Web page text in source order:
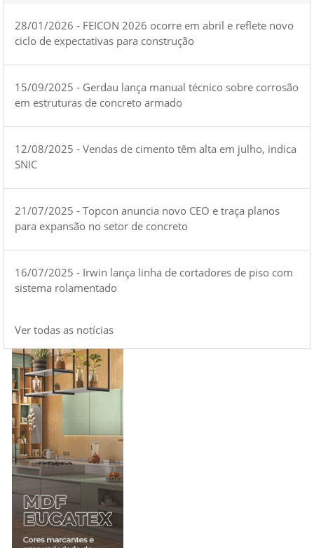
28/01/2026 - FEICON 2026 ocorre em abril e reflete novo
ciclo de expectativas para construção
15/09/2025 - Gerdau lança manual técnico sobre corrosão
em estruturas de concreto armado
12/08/2025 - Vendas de cimento têm alta em julho, indica
SNIC
21/07/2025 - Topcon anuncia novo CEO e traça planos
para expansão no setor de concreto
16/07/2025 - Irwin lança linha de cortadores de piso com
sistema rolamentado
Ver todas as notícias